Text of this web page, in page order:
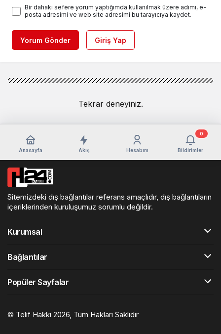
Bir dahaki sefere yorum yaptığımda kullanılmak üzere adımı, e-
posta adresimi ve web site adresimi bu tarayıcıya kaydet.
Yorum Gönder Giriş Yap
Tekrar deneyiniz.
Anasayfa Akış Hesabım Bildirimler
0
Sitemizdeki dış bağlantılar referans amaçlıdır, dış bağlantıların
içeriklerinden kuruluşumuz sorumlu değildir.
Kurumsal
Bağlantılar
Popüler Sayfalar
© Telif Hakkı 2026, Tüm Hakları Saklıdır